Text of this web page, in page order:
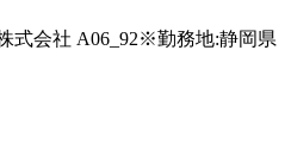
式会社 A06_92※勤務地:静岡県